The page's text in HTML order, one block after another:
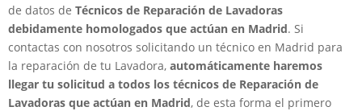
de datos de Técnicos de Reparación de Lavadoras
debidamente homologados que actúan en Madrid. Si
contactas con nosotros solicitando un técnico en Madrid para
la reparación de tu Lavadora, automáticamente haremos
llegar tu solicitud a todos los técnicos de Reparación de
Lavadoras que actúan en Madrid, de esta forma el primero